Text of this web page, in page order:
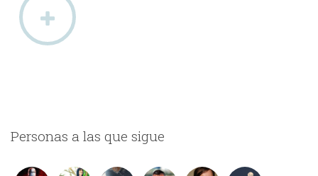
Personas a las que sigue